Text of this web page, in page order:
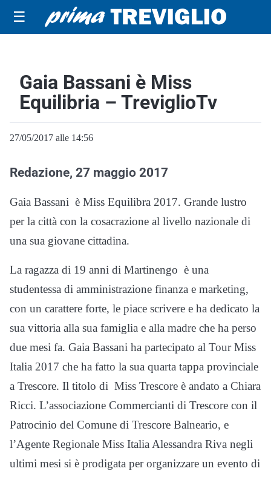
☰
Gaia Bassani è Miss
Equilibria – TreviglioTv
27/05/2017 alle 14:56
Redazione, 27 maggio 2017
Gaia Bassani è Miss Equilibra 2017. Grande lustro
per la città con la cosacrazione al livello nazionale di
una sua giovane cittadina.
La ragazza di 19 anni di Martinengo è una
studentessa di amministrazione finanza e marketing,
con un carattere forte, le piace scrivere e ha dedicato la
sua vittoria alla sua famiglia e alla madre che ha perso
due mesi fa. Gaia Bassani ha partecipato al Tour Miss
Italia 2017 che ha fatto la sua quarta tappa provinciale
a Trescore. Il titolo di Miss Trescore è andato a Chiara
Ricci. L’associazione Commercianti di Trescore con il
Patrocinio del Comune di Trescore Balneario, e
l’Agente Regionale Miss Italia Alessandra Riva negli
ultimi mesi si è prodigata per organizzare un evento di